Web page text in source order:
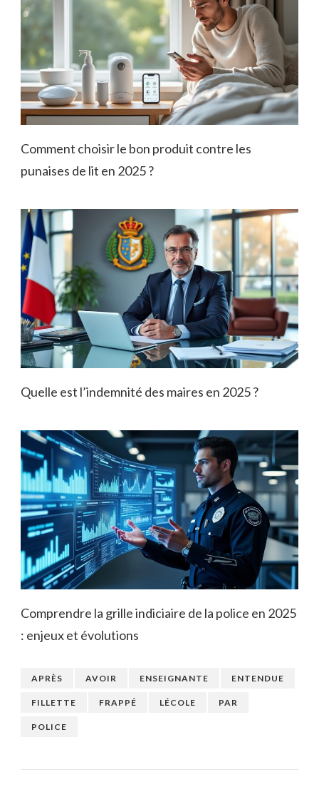
Comment choisir le bon produit contre les
punaises de lit en 2025 ?
Quelle est l’indemnité des maires en 2025 ?
Comprendre la grille indiciaire de la police en 2025
: enjeux et évolutions
APRÈS AVOIR ENSEIGNANTE ENTENDUE
FILLETTE FRAPPÉ LÉCOLE PAR
POLICE